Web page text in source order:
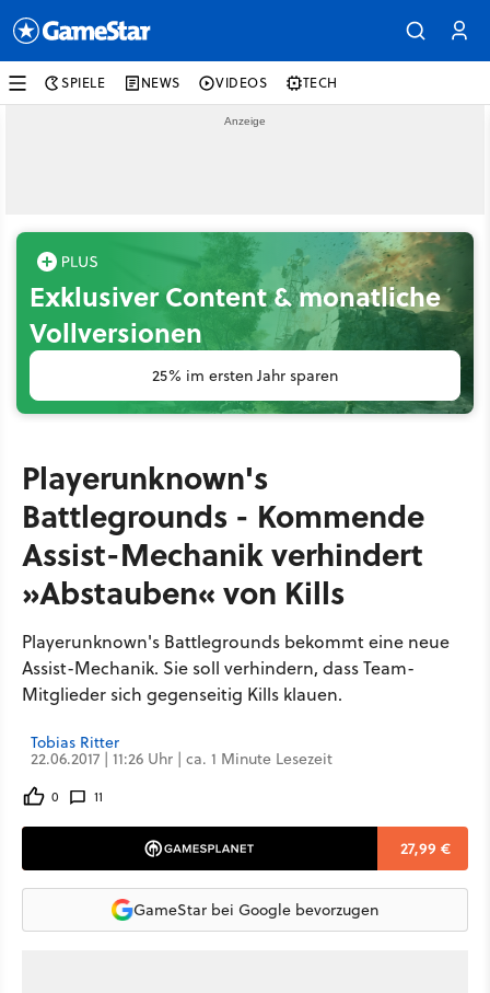
SPIELE NEWS VIDEOS TECH
Exklusiver Content & monatliche
Vollversionen
25% im ersten Jahr sparen
Playerunknown's
Battlegrounds - Kommende
Assist-Mechanik verhindert
»Abstauben« von Kills
Playerunknown's Battlegrounds bekommt eine neue
Assist-Mechanik. Sie soll verhindern, dass Team-
Mitglieder sich gegenseitig Kills klauen.
Tobias Ritter
22.06.2017 | 11:26 Uhr | ca. 1 Minute Lesezeit
0 11
27,99 €
GameStar bei Google bevorzugen